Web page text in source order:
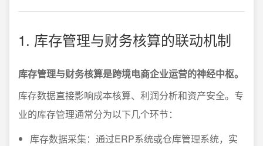
1. 库存管理与财务核算的联动机制
库存管理与财务核算是跨境电商企业运营的神经中枢。
库存数据直接影响成本核算、利润分析和资产安全。专
业的库存管理通常分为以下几个环节：
库存数据采集：通过ERP系统或仓库管理系统，实